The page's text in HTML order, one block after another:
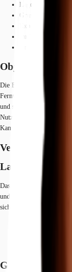
Lage und
Grundrisse
Exposé
Ihr Kontakt
Objekt
Die Büroetage zieht sich
Fernwärme gespeist. Die
und sind getreu dem
Nutzungsmöglichkeiten.
Kantine oder auch die
Verfügbare
Lage und
Das Objekt ist gut per
und bietet ausreichend
sich für entspannte
Grundrisse